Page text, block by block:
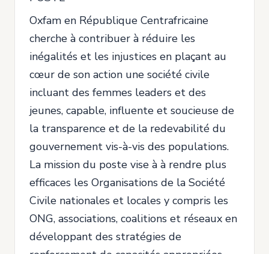
Oxfam en République Centrafricaine
cherche à contribuer à réduire les
inégalités et les injustices en plaçant au
cœur de son action une société civile
incluant des femmes leaders et des
jeunes, capable, influente et soucieuse de
la transparence et de la redevabilité du
gouvernement vis-à-vis des populations.
La mission du poste vise à à rendre plus
efficaces les Organisations de la Société
Civile nationales et locales y compris les
ONG, associations, coalitions et réseaux en
développant des stratégies de